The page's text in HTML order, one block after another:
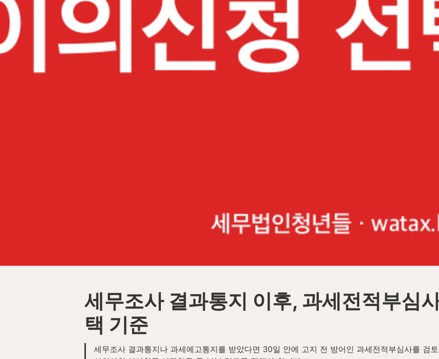
세무조사 결과통지 이후, 과세전적부심
택 기준
세무조사 결과통지나 과세예고통지를 받았다면 30일 안에 고지 전 방어인 과세전적부심사를 검